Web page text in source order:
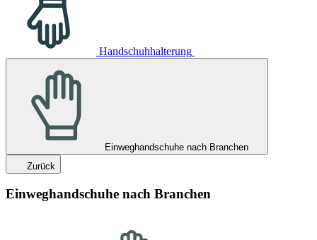
Handschuhhalterung
Einweghandschuhe nach Branchen
Zurück
Einweghandschuhe nach Branchen